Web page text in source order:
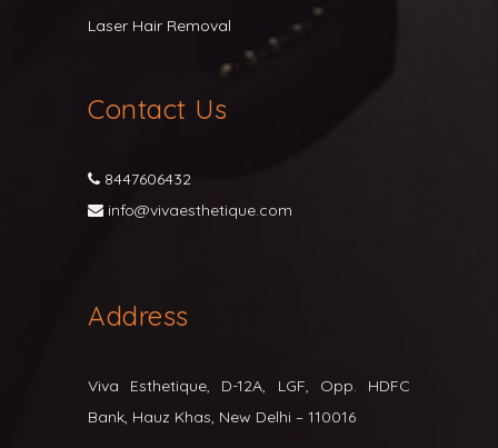
Laser Hair Removal
Contact Us
8447606432
info@vivaesthetique.com
Address
Viva Esthetique, D-12A, LGF, Opp. HDFC
Bank, Hauz Khas, New Delhi – 110016